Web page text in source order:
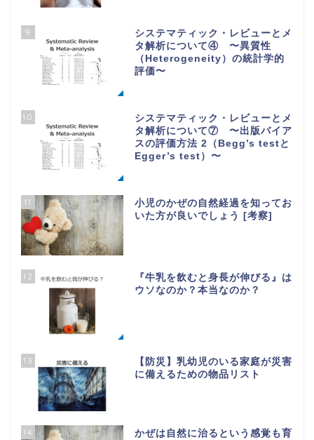
9
システマティック・レビューとメ
タ解析について④ 〜異質性
（Heterogeneity）の統計学的
評価〜
10
システマティック・レビューとメ
タ解析について⑦ 〜出版バイア
スの評価方法 2（Begg’s testと
Egger’s test）〜
11
小児のかぜの自然経過を知ってお
いた方が良いでしょう [考察]
12
『牛乳を飲むと身長が伸びる』は
ウソなのか？本当なのか？
13
【防災】乳幼児のいる家庭が災害
に備えるための物品リスト
14
かぜは自然に治るという感覚も育